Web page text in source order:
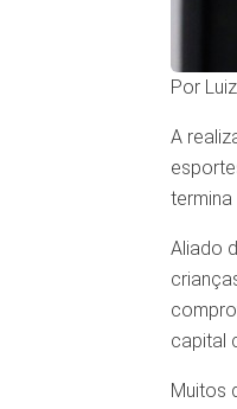
Por
A
Aliado
capital
Muitos